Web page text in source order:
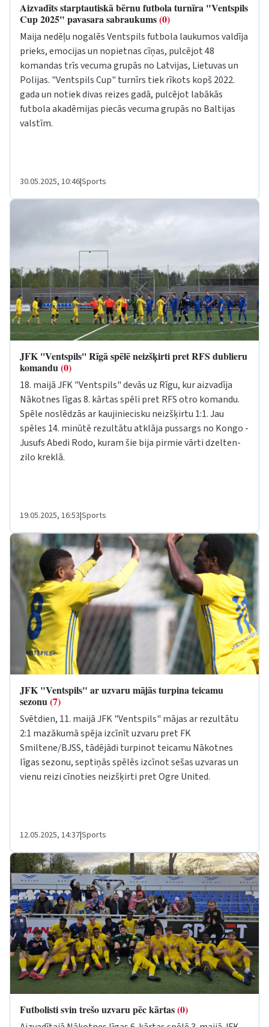
Aizvadīts starptautiskā bērnu futbola turnīra "Ventspils
Cup 2025" pavasara sabraukums(0)
Maija nedēļu nogalēs Ventspils futbola laukumos valdīja
prieks, emocijas un nopietnas cīņas, pulcējot 48
komandas trīs vecuma grupās no Latvijas, Lietuvas un
Polijas. "Ventspils Cup" turnīrs tiek rīkots kopš 2022.
gada un notiek divas reizes gadā, pulcējot labākās
futbola akadēmijas piecās vecuma grupās no Baltijas
valstīm.
30.05.2025, 10:46|Sports
JFK ''Ventspils'' Rīgā spēlē neizšķirti pret RFS dublieru
komandu(0)
18. maijā JFK "Ventspils" devās uz Rīgu, kur aizvadīja
Nākotnes līgas 8. kārtas spēli pret RFS otro komandu.
Spēle noslēdzās ar kaujiniecisku neizšķirtu 1:1. Jau
spēles 14. minūtē rezultātu atklāja pussargs no Kongo -
Jusufs Abedi Rodo, kuram šie bija pirmie vārtidzelten-
zilo kreklā.
19.05.2025, 16:53|Sports
JFK "Ventspils" ar uzvaru mājās turpina teicamu
sezonu(7)
Svētdien, 11. maijā JFK "Ventspils" mājas ar rezultātu
2:1 mazākumā spēja izcīnīt uzvaru pret FK
Smiltene/BJSS, tādējādi turpinot teicamu Nākotnes
līgas sezonu, septiņās spēlēs izcīnot sešas uzvaras un
vienu reizi cīnoties neizšķirti pret Ogre United.
12.05.2025, 14:37|Sports
Futbolisti svin trešo uzvaru pēc kārtas(0)